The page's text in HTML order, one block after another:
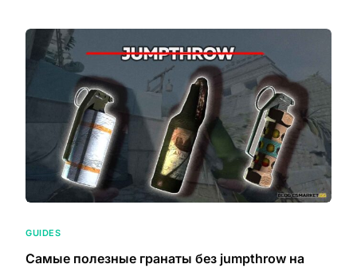
GUIDES
Самые полезные гранаты без jumpthrow на